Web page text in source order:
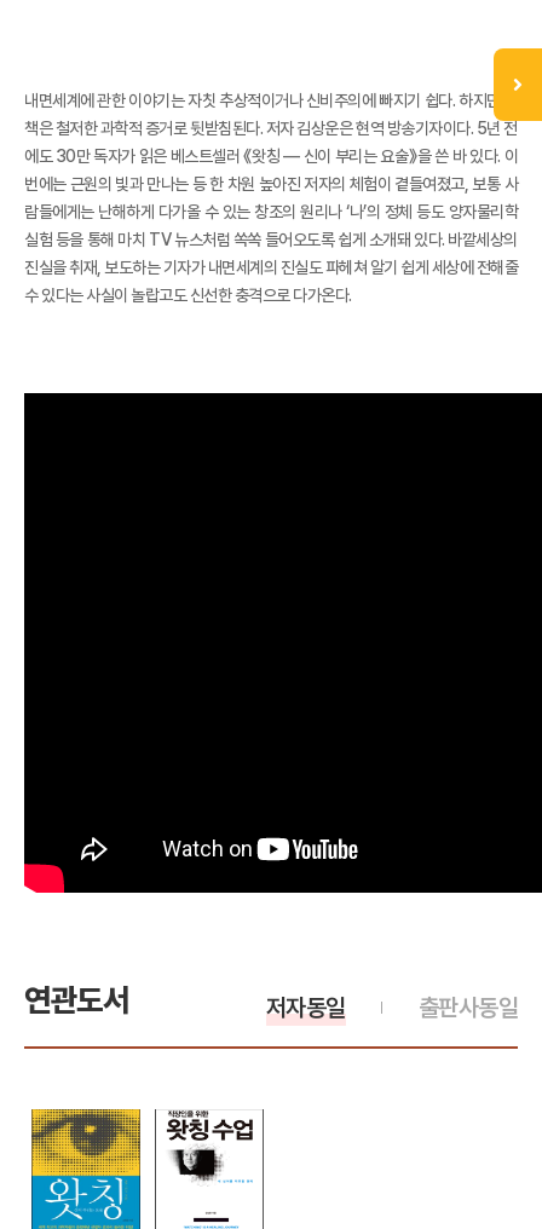
내면세계에 관한 이야기는 자칫 추상적이거나 신비주의에 빠지기 쉽다. 하지만 이
책은 철저한 과학적 증거로 뒷받침된다. 저자 김상운은 현역 방송기자이다. 5년 전
에도 30만 독자가 읽은 베스트셀러 《왓칭 ― 신이 부리는 요술》을 쓴 바 있다. 이
번에는 근원의 빛과 만나는 등 한 차원 높아진 저자의 체험이 곁들여졌고, 보통 사
람들에게는 난해하게 다가올 수 있는 창조의 원리나 ‘나’의 정체 등도 양자물리학
실험 등을 통해 마치 TV 뉴스처럼 쏙쏙 들어오도록 쉽게 소개돼 있다. 바깥세상의
진실을 취재, 보도하는 기자가 내면세계의 진실도 파헤쳐 알기 쉽게 세상에 전해줄
수 있다는 사실이 놀랍고도 신선한 충격으로 다가온다.
연관도서 출판사동일
저자동일